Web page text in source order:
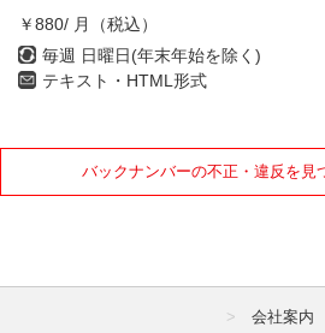
￥880/ 月（税込）
毎週 日曜日(年末年始を除く)
テキスト・HTML形式
バックナンバーの不正・違反を見
2021年
1月
7月 8月
2月会社案内